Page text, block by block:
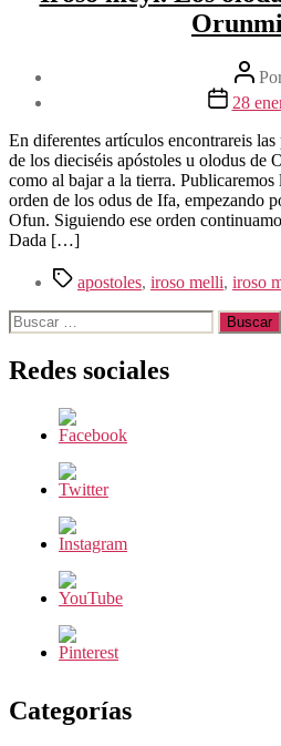
Autor
de
la
Fecha
la
entrada
28
En diferentes artículos encontrareis
de los dieciséis apóstoles u olodus de
como al bajar a la tierra.
orden de los odus de Ifa, empezando
Ofun. Siguiendo ese orden
Dada […]
Etiquetas
apostoles, iroso melli, iroso
Buscar:
Redes sociales
Categorías